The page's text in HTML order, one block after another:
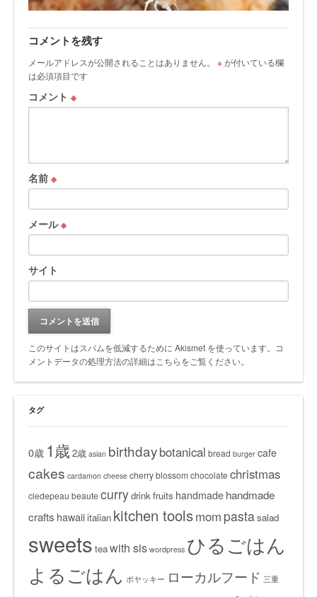
コメントを残す
メールアドレスが公開されることはありません。 ※が付いている欄
は必須項目です
コメント ※
名前 ※
メール※
サイト
このサイトはスパムを低減するために Akismet を使っています。
コ
メントデータの処理方法の詳細はこちらをご覧ください。
タグ
0歳 1歳 2歳 asian birthdaybotanical bread burger cafe
cakes cardamon cheese cherry blossomchocolatechristmas
cledepeau beautecurrydrinkfruits handmade handmade
crafts hawaiiitalian kitchen toolsmom pastasalad
sweets teawith sis wordpress ひるごはん
よるごはん ボヤッキー ローカルフード 三重